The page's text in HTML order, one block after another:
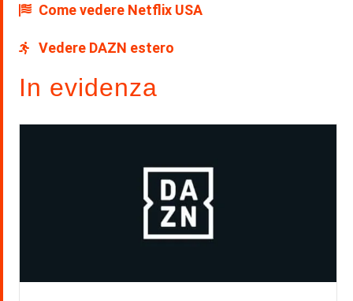
Come vedere Netflix USA
Vedere DAZN estero
In evidenza